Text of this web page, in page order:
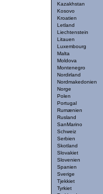
Kazakhstan
Kosovo
Kroatien
Letland
Liechtenstein
Litauen
Luxembourg
Malta
Moldova
Montenegro
Nordirland
Nordmakedonien
Norge
Polen
Portugal
Rumænien
Rusland
SanMarino
Schweiz
Serbien
Skotland
Slovakiet
Slovenien
Spanien
Sverige
Tjekkiet
Tyrkiet